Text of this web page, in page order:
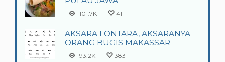
101.7K 41
AKSARA LONTARA, AKSARANYA
ORANG BUGIS MAKASSAR
93.2K 383